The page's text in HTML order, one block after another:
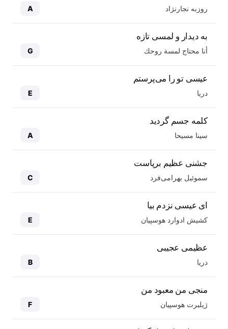
روزبه نجارنژاد A
به دیدار و لمسی تازه
أنا محتاج لمسة روحك G
عیسی تو را می‌پرستم
دریا E
کلمه جسم گردید
سینا مسیحا A
جشنی عظیم برپاست
سموئیل بهرامی‌فرد C
ای عیسی نزدم بیا
کشیش ادوارد هوسپیان E
عظیمی عجیبی
دریا B
منجی من معبود من
ژیلبرت هوسپیان F